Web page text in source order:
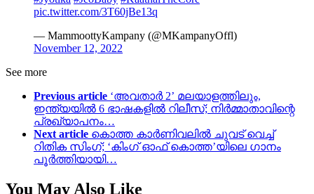
pic.twitter.com/3T60jBe13q
— MammoottyKampany (@MKampanyOffl)
November 12, 2022
See more
Previous article ‘അവതാർ 2’ മലയാളത്തിലും,
ഇന്ത്യയിൽ 6 ഭാഷകളിൽ റിലീസ്; നിർമ്മാതാവിന്റെ
പ്രഖ്യാപനം…
Next article കൊത്ത കാർണിവലിൽ ചുവട് വെച്ച്
റിതിക സിംഗ്; ‘കിംഗ്‌ ഓഫ് കൊത്ത’യിലെ ഗാനം
പൂർത്തിയായി…
You May Also Like